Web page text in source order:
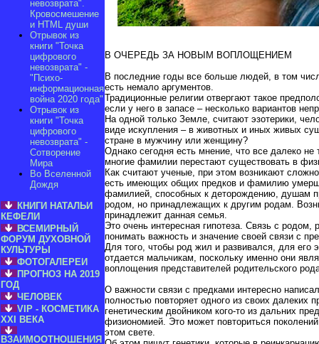
невозврата".
Кровосмешение
и HTML души
Отрывок из
книги "Точка
цифрового
невозврата" -
"Психо-
информационная
война 2020 года"
Отрывок из
книги "Точка
цифрового
невозврата" -
Сотворение
Мира
Во Вселенной
Дождя
КНИГИ НАТАЛЬИ
КЕФЕЛИ
ВСЕМИРНЫЙ
ФОРУМ ДУХОВНОЙ
КУЛЬТУРЫ
ФОТОГАЛЕРЕИ
ПРОГНОЗ НА 2019
ГОД
ЧЕЛОВЕК
VIP - КОСМЕТИКА
XXI ВЕКА
ВЗАИМООТНОШЕНИЯ
В ОЧЕРЕДЬ ЗА НОВЫМ ВОПЛОЩЕНИЕМ
В последние годы все больше людей, в том
есть немало аргументов.
Традиционные религии отвергают такое
если у него в запасе – несколько вариантов
На одной только Земле, считают эзотерики,
виде искупления – в животных и иных живых
стране в мужчину или женщину?
Однако сегодня есть мнение, что все далеко
многие фамилии перестают существовать в
Как считают ученые, при этом возникают
есть имеющих общих предков и фамилию
фамилией, способных к деторождению, душам
родом, но принадлежащих к другим родам.
принадлежит данная семья.
Это очень интересная гипотеза. Связь с
понимать важность и значение своей связи с
Для того, чтобы род жил и развивался, для его
отдается мальчикам, поскольку именно они
воплощения представителей родительского
О важности связи с предками интересно
полностью повторяет одного из своих далеких
генетическим двойником кого-то из дальних
физиономией. Это может повториться
этом свете.